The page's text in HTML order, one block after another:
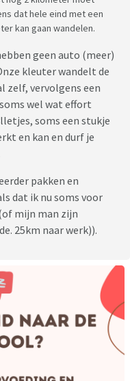
dat hele eind met een
kan gaan wandelen.
geen auto (meer)
kleuter wandelt de
zelf, vervolgens een
wel wat effort
soms een stukje
en kan en durf je
pakken en
dat ik nu soms voor
mijn man zijn
25km naar werk)).